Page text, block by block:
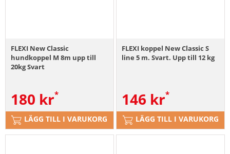
FLEXI New Classic
hundkoppel M 8m upp till
20kg Svart
180 kr
LÄGG TILL I VARUKORG
FLEXI koppel New Classic S
line 5 m. Svart. Upp till 12 kg
146 kr
LÄGG TILL I VARUKORG